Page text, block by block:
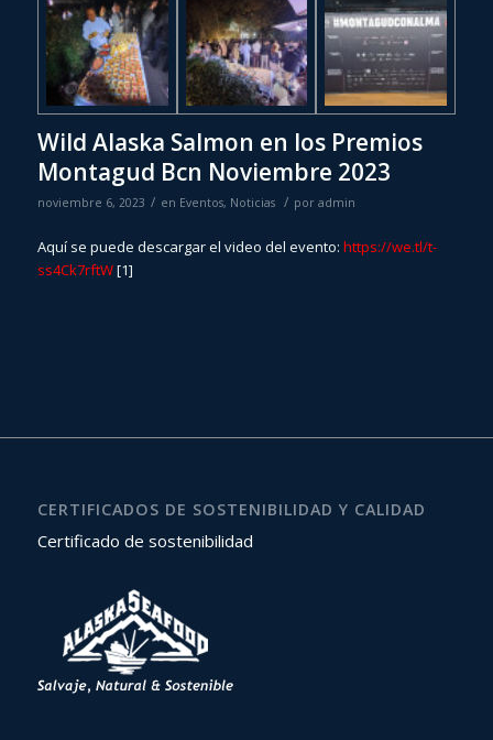
Wild Alaska Salmon en los Premios
Montagud Bcn Noviembre 2023
noviembre 6, 2023 / en Eventos, Noticias / por admin
Aquí se puede descargar el video del evento: https://we.tl/t-
ss4Ck7rftW[1]
CERTIFICADOS DE SOSTENIBILIDAD Y CALIDAD
Certificado de sostenibilidad